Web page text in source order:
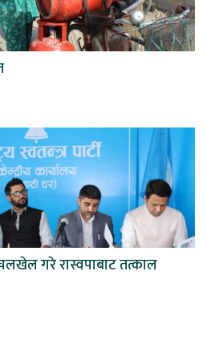
गरे रास्वपाबाट तत्काल